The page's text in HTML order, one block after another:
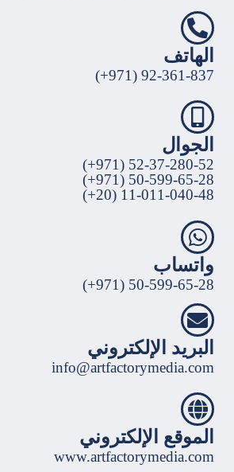
الهاتف
92-361-837 (971+)
الجوال
52-37-280-52 (971+)
50-599-65-28 (971+)
11-011-040-48 (20+)
واتساب
50-599-65-28 (971+)
البريد الإلكتروني
info@artfactorymedia.com
الموقع الإلكتروني
www.artfactorymedia.com